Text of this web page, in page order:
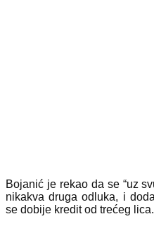
Bojanić je rekao da se “uz
nikakva druga odluka, i
se dobije kredit od trećeg lica.